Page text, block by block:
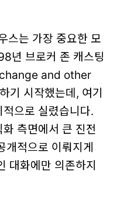
스는 가장 중요한 모
년 브로커 존 캐스팅
and other
기 시작했는데, 여기
으로 실렸습니다.
측면에서 큰 진전
개적으로 이뤄지게
대화에만 의존하지